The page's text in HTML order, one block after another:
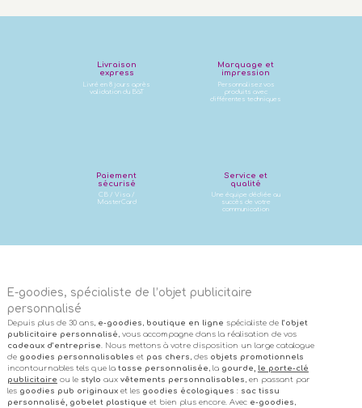
Livraison
express
Livré en 8 jours après
validation du BàT
Marquage et
impression
Personnalisez vos
produits avec
différentes techniques
Paiement
sécurisé
CB / Visa /
MasterCard
Service et
qualité
Une équipe dédiée au
succès de votre
communication
E-goodies, spécialiste de l’objet publicitaire
personnalisé
Depuis plus de 30 ans, e-goodies , boutique en ligne spécialiste de l’objet
publicitaire personnalisé , vous accompagne dans la réalisation de vos
cadeaux d’entreprise. Nous mettons à votre disposition un large catalogue
de goodies personnalisables et pas chers , des objets promotionnels
incontournables tels que la tasse personnalisée , la gourde, le porte-clé
publicitaire ou le stylo aux vêtements personnalisables , en passant par
les goodies pub originauxet les goodies écologiques : sac tissu
personnalisé, gobelet plastique et bien plus encore. Avec e-goodies ,